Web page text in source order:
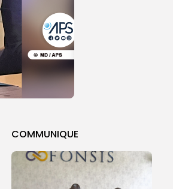
COMMUNIQUE